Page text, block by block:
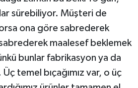
sürebiliyor. Müşteri de
ona göre sabrederek
maalesef beklemek
bunlar fabrikasyon ya da
temel bıçağımız var, o üç